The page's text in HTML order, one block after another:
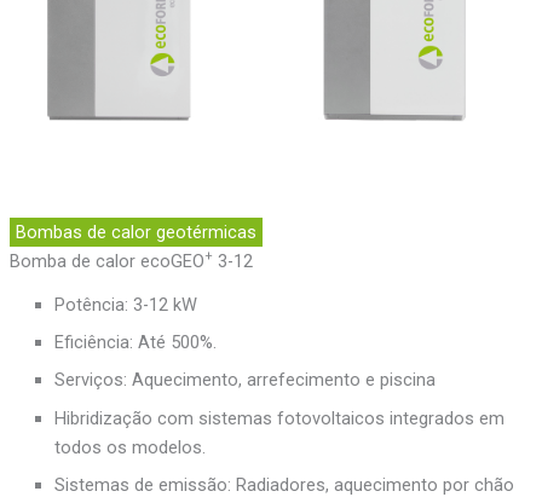
Bombas de calor geotérmicas
Bomba de calor ecoGEO+ 3-12
Potência: 3-12 kW
Eficiência: Até 500%.
Serviços: Aquecimento, arrefecimento e piscina
Hibridização com sistemas fotovoltaicos integrados em
todos os modelos.
Sistemas de emissão: Radiadores, aquecimento por chão